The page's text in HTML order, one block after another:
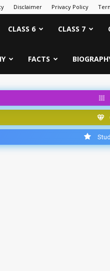
Disclaimer Privacy Policy
CLASS 6 CLASS 7
FACTS